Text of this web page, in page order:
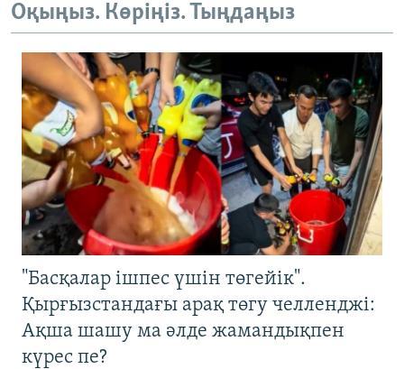
Оқыңыз. Көріңіз. Тыңдаңыз
"Басқалар ішпес үшін төгейік".
Қырғызстандағы арақ төгу челленджі:
Ақша шашу ма әлде жамандықпен
күрес пе?